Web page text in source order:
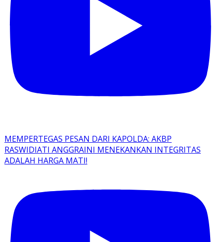
MEMPERTEGAS PESAN DARI KAPOLDA: AKBP
RASWIDIATI ANGGRAINI MENEKANKAN INTEGRITAS
ADALAH HARGA MATI!